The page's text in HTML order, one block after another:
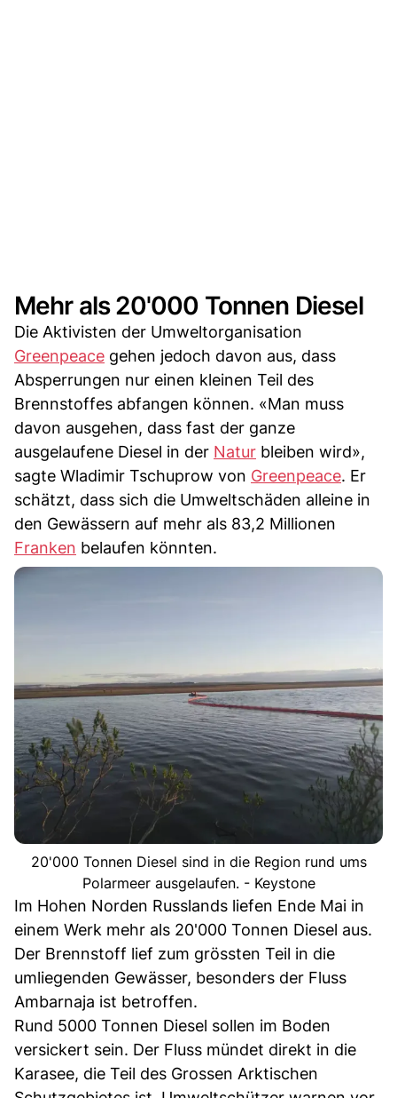
Mehr als 20'000 Tonnen Diesel
Die Aktivisten der Umweltorganisation
Greenpeace gehen jedoch davon aus, dass
Absperrungen nur einen kleinen Teil des
Brennstoffes abfangen können. «Man muss
davon ausgehen, dass fast der ganze
ausgelaufene Diesel in der Natur bleiben wird»,
sagte Wladimir Tschuprow von Greenpeace. Er
schätzt, dass sich die Umweltschäden alleine in
den Gewässern auf mehr als 83,2 Millionen
Franken belaufen könnten.
20'000 Tonnen Diesel sind in die Region rund ums
Polarmeer ausgelaufen. - Keystone
Im Hohen Norden Russlands liefen Ende Mai in
einem Werk mehr als 20'000 Tonnen Diesel aus.
Der Brennstoff lief zum grössten Teil in die
umliegenden Gewässer, besonders der Fluss
Ambarnaja ist betroffen.
Rund 5000 Tonnen Diesel sollen im Boden
versickert sein. Der Fluss mündet direkt in die
Karasee, die Teil des Grossen Arktischen